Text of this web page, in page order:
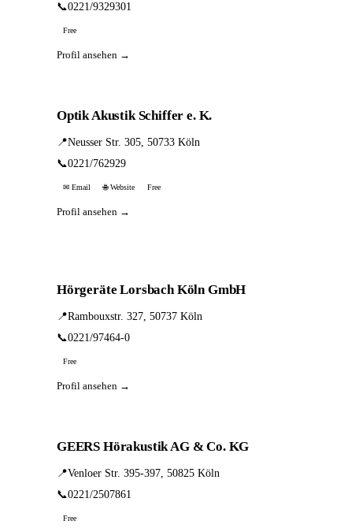
📞0221/9329301
Free
Profil ansehen →
Optik Akustik Schiffer e. K.
📍Neusser Str. 305, 50733 Köln
📞0221/762929
✉ Email 🌐 Website Free
Profil ansehen →
Hörgeräte Lorsbach Köln GmbH
📍Rambouxstr. 327, 50737 Köln
📞0221/97464-0
Free
Profil ansehen →
GEERS Hörakustik AG & Co. KG
📍Venloer Str. 395-397, 50825 Köln
📞0221/2507861
Free